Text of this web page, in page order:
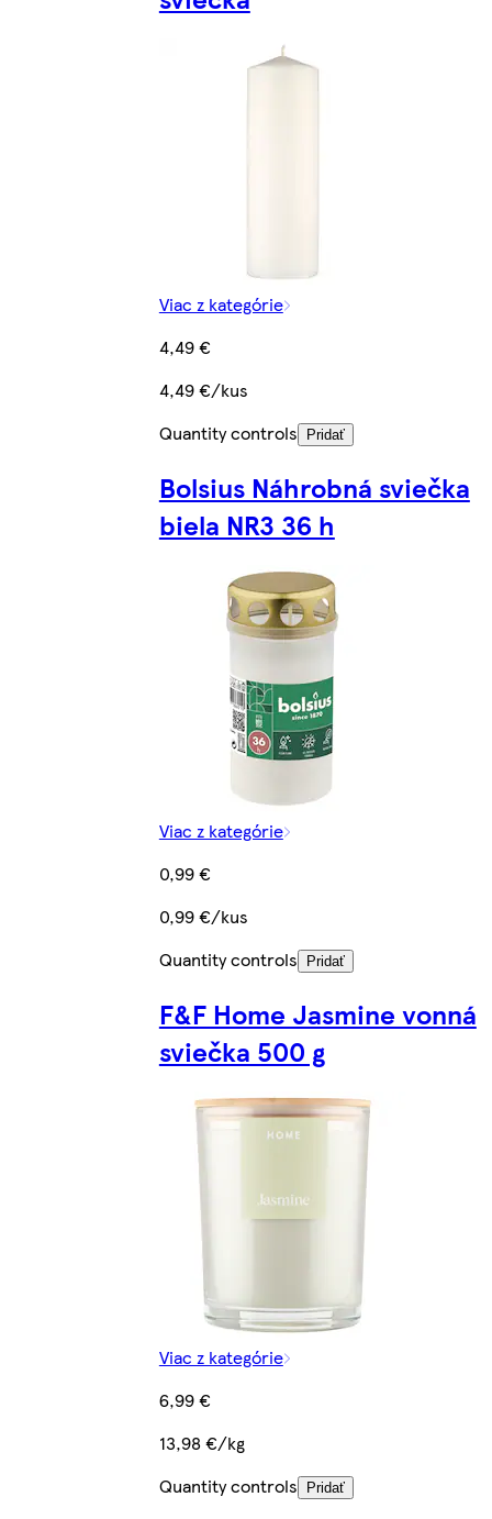
Viac z kategórie
4,49 €
4,49 €/kus
Quantity controls
Pridať
Bolsius Náhrobná sviečka
biela NR3 36 h
Viac z kategórie
0,99 €
0,99 €/kus
Quantity controls
Pridať
F&F Home Jasmine vonná
sviečka 500 g
Viac z kategórie
6,99 €
13,98 €/kg
Quantity controls
Pridať